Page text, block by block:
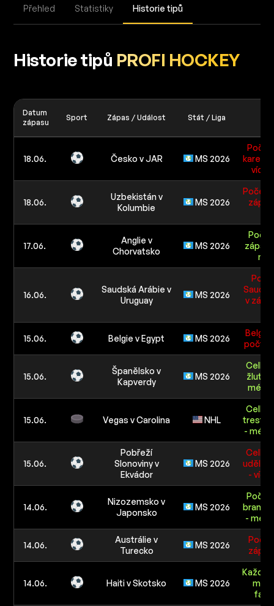
Přehled Statistiky Historie tipů
Historie tipů PROFI HOCKEY
Datum
zápasu
Sport Zápas / Událost Stát / Liga
18.06. Česko v JAR MS 2026
Počet
karet v
více
18.06.
Uzbekistán v
Kolumbie
MS 2026
Počet
17.06.
Anglie v
Chorvatsko
MS 2026
16.06.
Saudská Arábie v
Uruguay
MS 2026
v
15.06. Belgie v Egypt MS 2026
Belgie
počtu
15.06.
Španělsko v
Kapverdy
MS 2026
méně
15.06. Vegas v Carolina NHL
- méně
15.06.
Pobřeží
Slonoviny v
Ekvádor
MS 2026
- více
14.06.
Nizozemsko v
Japonsko
MS 2026
Počet
branku
-
14.06.
Austrálie v
Turecko
MS 2026
14.06. Haiti v Skotsko MS 2026
Každý
mít